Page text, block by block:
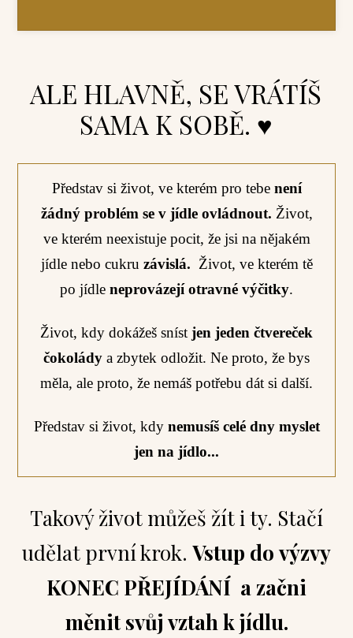
ALE HLAVNĚ, SE VRÁTÍŠ
SAMA K SOBĚ. ♥
Představ si život, ve kterém pro tebe není
žádný problém se v jídle ovládnout. Život,
ve kterém neexistuje pocit, že jsi na nějakém
jídle nebo cukru závislá. Život, ve kterém tě
po jídle neprovázejí otravné výčitky.
Život, kdy dokážeš sníst jen jeden čtvereček
čokolády a zbytek odložit. Ne proto, že bys
měla, ale proto, že nemáš potřebu dát si další.
Představ si život, kdy nemusíš celé dny myslet
jen na jídlo...
Takový život můžeš žít i ty. Stačí
udělat první krok. Vstup do výzvy
KONEC PŘEJÍDÁNÍ a začni
měnit svůj vztah k jídlu.